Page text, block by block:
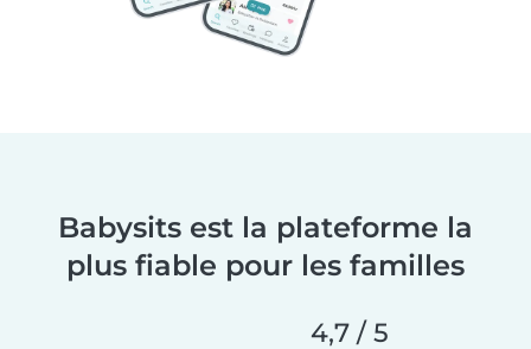
Babysits est la plateforme la
plus fiable pour les familles
4,7 / 5